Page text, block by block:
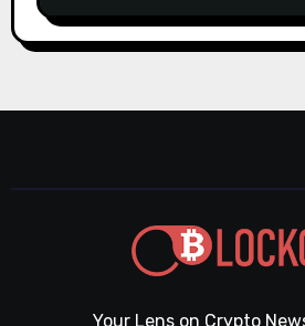
Your Lens on Crypto